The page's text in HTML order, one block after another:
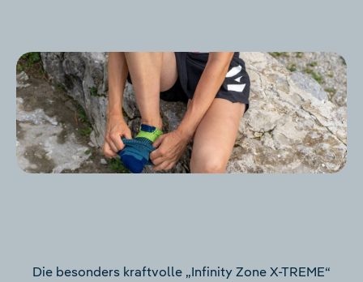
Die besonders kraftvolle „Infinity Zone X-TREME“